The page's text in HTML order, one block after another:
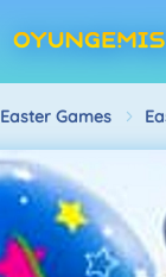
Easter Games